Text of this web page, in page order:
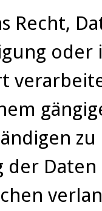
Recht,
oder
der